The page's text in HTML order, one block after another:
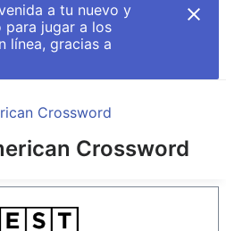
a tu nuevo y
para jugar a los
línea, gracias a
Crossword
Crossword